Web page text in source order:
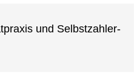
und Selbstzahler-